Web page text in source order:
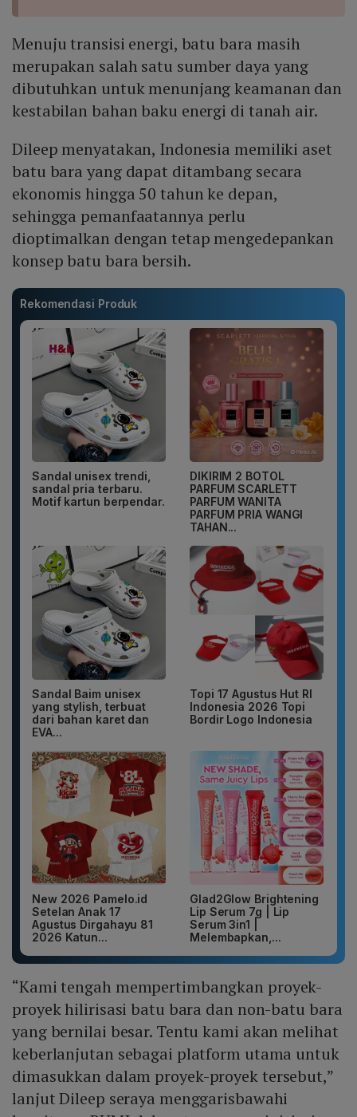
Menuju transisi energi, batu bara masih
merupakan salah satu sumber daya yang
dibutuhkan untuk menunjang keamanan dan
kestabilan bahan baku energi di tanah air.
Dileep menyatakan, Indonesia memiliki aset
batu bara yang dapat ditambang secara
ekonomis hingga 50 tahun ke depan,
sehingga pemanfaatannya perlu
dioptimalkan dengan tetap mengedepankan
konsep batu bara bersih.
Rekomendasi Produk
Sandal unisex trendi,
sandal pria terbaru.
Motif kartun berpendar.
DIKIRIM 2 BOTOL
PARFUM SCARLETT
PARFUM WANITA
PARFUM PRIA WANGI
TAHAN...
Sandal Baim unisex
yang stylish, terbuat
dari bahan karet dan
EVA...
Topi 17 Agustus Hut RI
Indonesia 2026 Topi
Bordir Logo Indonesia
New 2026 Pamelo.id
Setelan Anak 17
Agustus Dirgahayu 81
2026 Katun...
Glad2Glow Brightening
Lip Serum 7g | Lip
Serum 3in1 |
Melembapkan,...
“Kami tengah mempertimbangkan proyek-
proyek hilirisasi batu bara dan non-batu bara
yang bernilai besar. Tentu kami akan melihat
keberlanjutan sebagai platform utama untuk
dimasukkan dalam proyek-proyek tersebut,”
lanjut Dileep seraya menggarisbawahi